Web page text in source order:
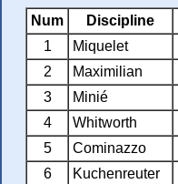
Num Discipline
1
Miquelet
2
Maximilian
3
Minié
4
Whitworth
5
Cominazzo
6
Kuchenreuter